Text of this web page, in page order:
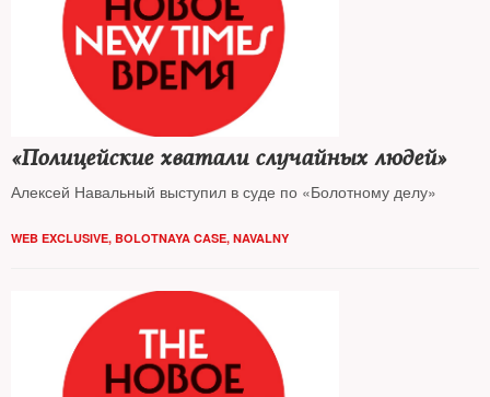
«Полицейские хватали случайных людей»
Алексей Навальный выступил в суде по «Болотному делу»
WEB EXCLUSIVE, BOLOTNAYA CASE, NAVALNY